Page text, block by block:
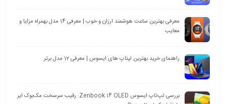
معرفی بهترین ساعت هوشمند ارزان و خوب | معرفی 14 مدل بهمراه مزایا و
معایب
راهنمای خرید بهترین لپتاپ های ایسوس | معرفی 12 مدل برتر
بررسی لپ‌تاپ ایسوس Zenbook 14 OLED: رقیب سرسخت مک‌بوک ایر